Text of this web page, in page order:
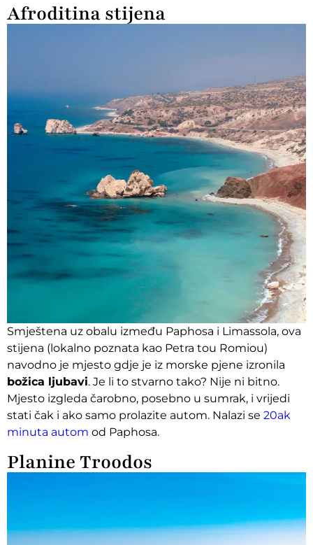
Afroditina stijena
Smještena uz obalu između Paphosa i Limassola, ova
stijena (lokalno poznata kao Petra tou Romiou)
navodno je mjesto gdje je iz morske pjene izronila
božica ljubavi. Je li to stvarno tako? Nije ni bitno.
Mjesto izgleda čarobno, posebno u sumrak, i vrijedi
stati čak i ako samo prolazite autom. Nalazi se 20ak
minuta autom od Paphosa.
Planine Troodos